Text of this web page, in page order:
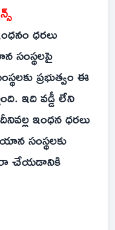
ధరలు
సంస్థలపై
ప్రభుత్వం ఈ
ఇది వడ్డీ లేని
ఇంధన ధరలు
సంస్థలకు
చేయడానికి